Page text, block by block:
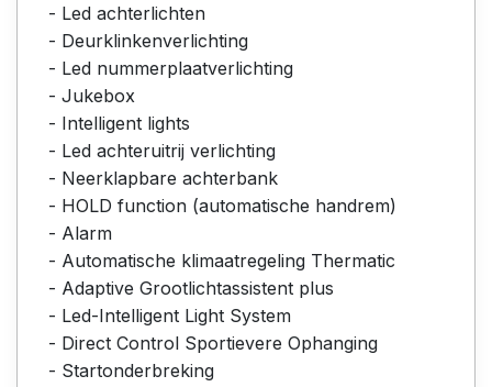
- Led achterlichten
- Deurklinkenverlichting
- Led nummerplaatverlichting
- Jukebox
- Intelligent lights
- Led achteruitrij verlichting
- Neerklapbare achterbank
- HOLD function (automatische handrem)
- Alarm
- Automatische klimaatregeling Thermatic
- Adaptive Grootlichtassistent plus
- Led-Intelligent Light System
- Direct Control Sportievere Ophanging
- Startonderbreking